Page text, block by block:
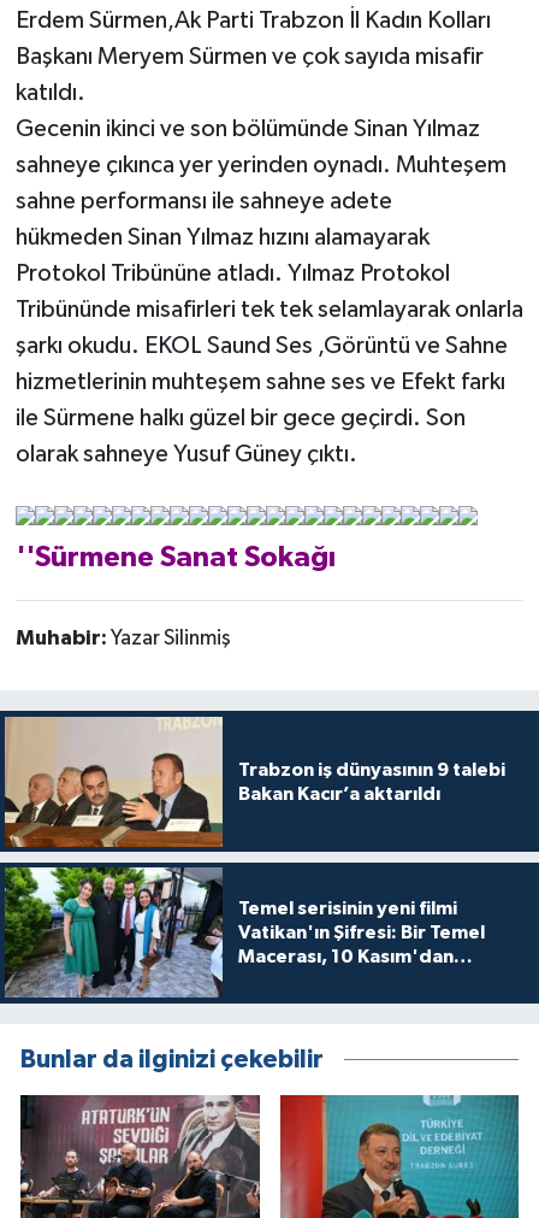
Erdem Sürmen,Ak Parti Trabzon İl Kadın Kolları
Başkanı Meryem Sürmen ve çok sayıda misafir
katıldı.
Gecenin ikinci ve son bölümünde Sinan Yılmaz
sahneye çıkınca yer yerinden oynadı. Muhteşem
sahne performansı ile sahneye adete
hükmeden Sinan Yılmaz hızını alamayarak
Protokol Tribününe atladı. Yılmaz Protokol
Tribününde misafirleri tek tek selamlayarak onlarla
şarkı okudu. EKOL Saund Ses ,Görüntü ve Sahne
hizmetlerinin muhteşem sahne ses ve Efekt farkı
ile Sürmene halkı güzel bir gece geçirdi. Son
olarak sahneye Yusuf Güney çıktı.
''Sürmene Sanat Sokağı
Muhabir: Yazar Silinmiş
Trabzon iş dünyasının 9 talebi
Bakan Kacır’a aktarıldı
Temel serisinin yeni filmi
Vatikan'ın Şifresi: Bir Temel
Macerası, 10 Kasım'dan
buluşuyo
Bunlar da ilginizi çekebilir